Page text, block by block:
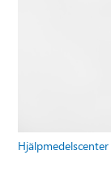
Hjälpmedelscenter